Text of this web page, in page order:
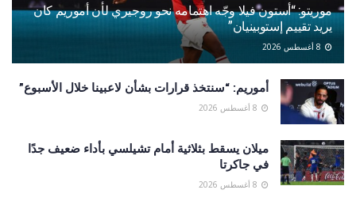
موريتو: “أستون فيلا وجّه اهتمامه نحو روجيري لأن أموريم كان
يريد تقييم إستوبينيان”
أموريم: “سنتخذ قرارات بشأن لاعبينا خلال الأسبوع”
ميلان يسقط بثلاثية أمام تشيلسي بأداء ضعيف جدًا
في جاكرتا